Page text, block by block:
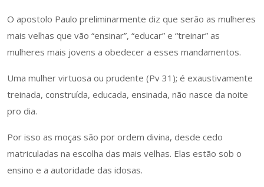
O apostolo Paulo preliminarmente diz que serão as mulheres
mais velhas que vão “ensinar”, “educar” e “treinar” as
mulheres mais jovens a obedecer a esses mandamentos.
Uma mulher virtuosa ou prudente (Pv 31); é exaustivamente
treinada, construída, educada, ensinada, não nasce da noite
pro dia.
Por isso as moças são por ordem divina, desde cedo
matriculadas na escolha das mais velhas. Elas estão sob o
ensino e a autoridade das idosas.